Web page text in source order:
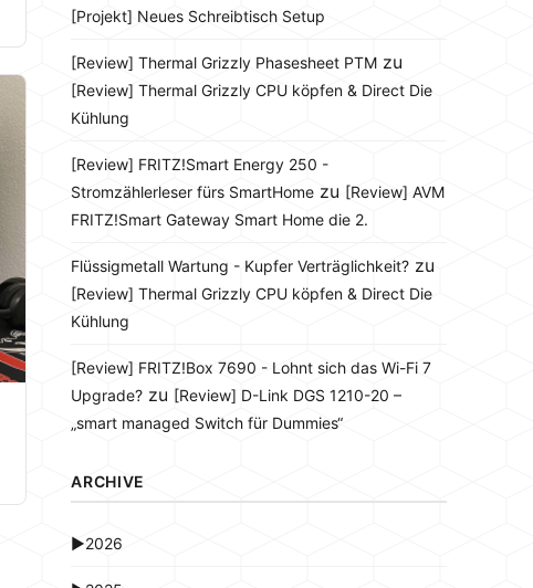
[Projekt] Neues Schreibtisch Setup
[Review] Thermal Grizzly Phasesheet PTM zu
[Review] Thermal Grizzly CPU köpfen & Direct Die
Kühlung
[Review] FRITZ!Smart Energy 250 -
Stromzählerleser fürs SmartHome zu [Review] AVM
FRITZ!Smart Gateway Smart Home die 2.
Flüssigmetall Wartung - Kupfer Verträglichkeit? zu
[Review] Thermal Grizzly CPU köpfen & Direct Die
Kühlung
[Review] FRITZ!Box 7690 - Lohnt sich das Wi-Fi 7
Upgrade? zu [Review] D-Link DGS 1210-20 –
„smart managed Switch für Dummies“
ARCHIVE
►2026